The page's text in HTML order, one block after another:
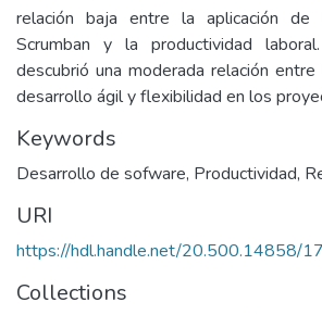
relación baja entre la aplicación
Scrumban y la productividad
descubrió una moderada relación
desarrollo ágil y flexibilidad en los
Keywords
Desarrollo de sofware, Productividad,
URI
https://hdl.handle.net/20.500.14858/
Collections